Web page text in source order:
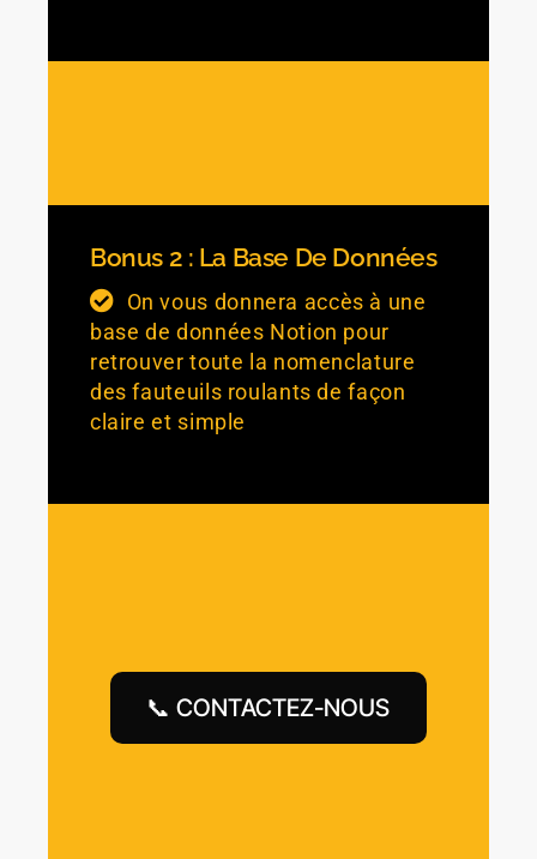
Bonus 2 : La Base De Données
On vous donnera accès à une
base de données Notion pour
retrouver toute la nomenclature
des fauteuils roulants de façon
claire et simple
📞 CONTACTEZ-NOUS